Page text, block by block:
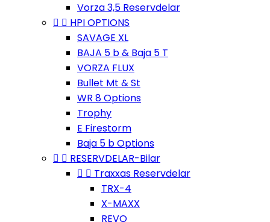
Vorza 3,5 Reservdelar
  HPI OPTIONS
SAVAGE XL
BAJA 5 b & Baja 5 T
VORZA FLUX
Bullet Mt & St
WR 8 Options
Trophy
E Firestorm
Baja 5 b Options
  RESERVDELAR-Bilar
  Traxxas Reservdelar
TRX-4
X-MAXX
REVO